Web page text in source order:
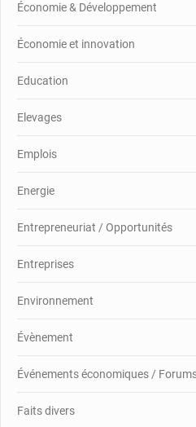
Économie & Développement
Économie et innovation
Education
Elevages
Emplois
Energie
Entrepreneuriat / Opportunités
Entreprises
Environnement
Évènement
Événements économiques /
Faits divers